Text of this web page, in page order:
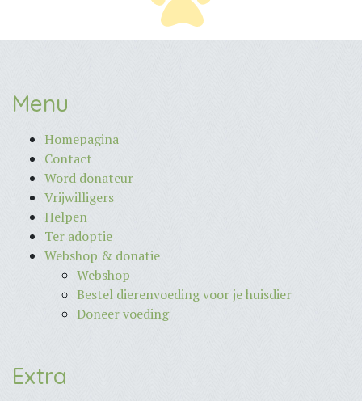
Menu
Homepagina
Contact
Word donateur
Vrijwilligers
Helpen
Ter adoptie
Webshop & donatie
Webshop
Bestel dierenvoeding voor je huisdier
Doneer voeding
Extra